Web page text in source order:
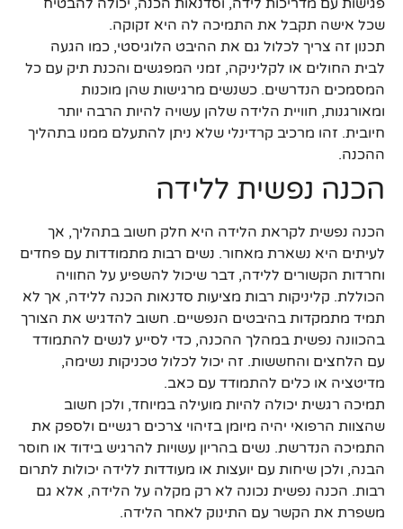
שכל אישה תקבל את התמיכה לה היא זקוקה.
תכנון זה צריך לכלול גם את ההיבט הלוגיסטי, כמו הגעה
לבית החולים או לקליניקה, זמני המפגשים והכנת תיק עם כל
המסמכים הנדרשים. כשנשים מרגישות שהן מוכנות
ומאורגנות, חוויית הלידה שלהן עשויה להיות הרבה יותר
חיובית. זהו מרכיב קרדינלי שלא ניתן להתעלם ממנו בתהליך
ההכנה.
הכנה נפשית ללידה
הכנה נפשית לקראת הלידה היא חלק חשוב בתהליך, אך
לעיתים היא נשארת מאחור. נשים רבות מתמודדות עם פחדים
וחרדות הקשורים ללידה, דבר שיכול להשפיע על החוויה
הכוללת. קליניקות רבות מציעות סדנאות הכנה ללידה, אך לא
תמיד מתמקדות בהיבטים הנפשיים. חשוב להדגיש את הצורך
בהכוונה נפשית במהלך ההכנה, כדי לסייע לנשים להתמודד
עם הלחצים והחששות. זה יכול לכלול טכניקות נשימה,
מדיטציה או כלים להתמודד עם כאב.
תמיכה רגשית יכולה להיות מועילה במיוחד, ולכן חשוב
שהצוות הרפואי יהיה מיומן בזיהוי צרכים רגשיים ולספק את
התמיכה הנדרשת. נשים בהריון עשויות להרגיש בידוד או חוסר
הבנה, ולכן שיחות עם יועצות או מעודדות ללידה יכולות לתרום
רבות. הכנה נפשית נכונה לא רק מקלה על הלידה, אלא גם
משפרת את הקשר עם התינוק לאחר הלידה.